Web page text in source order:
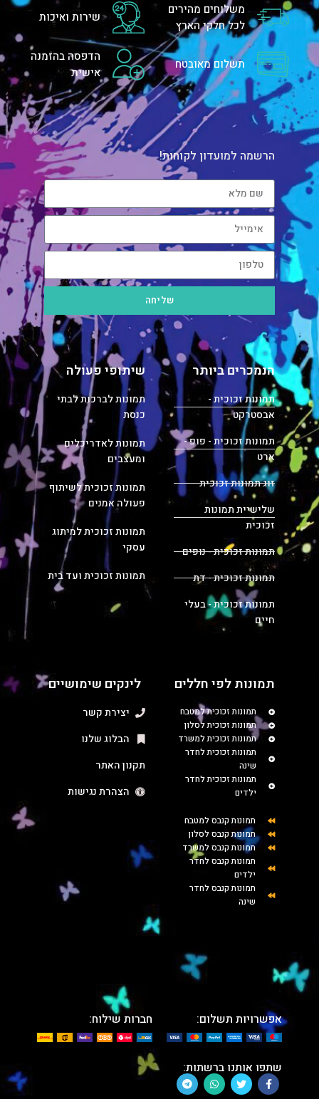
משלוחים מהירים
לכל חלקי הארץ
שירות ואיכות
תשלום מאובטח
הדפסה בהזמנה
אישית
הרשמה למועדון לקוחות!
שליחה
הנמכרים ביותר
תמונות זכוכית -
אבסטרקט
תמונות זכוכית - פופ -
ארט
זוג תמונות זכוכית
שלישיית תמונות
זכוכית
תמונות זכוכית - נופים
תמונות זכוכית - דת
תמונות זכוכית - בעלי
חיים
שיתופי פעולה
תמונות לברכות לבתי
כנסת
תמונות לאדריכלים
ומעצבים
תמונות זכוכית לשיתוף
פעולה אמנים
תמונות זכוכית למיתוג
עסקי
תמונות זכוכית ועד בית
תמונות לפי חללים
תמונות זכוכית למטבח
תמונות זכוכית לסלון
תמונות זכוכית למשרד
תמונות זכוכית לחדר
שינה
תמונות זכוכית לחדר
ילדים
תמונות קנבס למטבח
תמונות קנבס לסלון
תמונות קנבס למשרד
תמונות קנבס לחדר
ילדים
תמונות קנבס לחדר
שינה
לינקים שימושיים
יצירת קשר
הבלוג שלנו
תקנון האתר
הצהרת נגישות
אפשרויות תשלום: חברות שילוח:
שתפו אותנו ברשתות: